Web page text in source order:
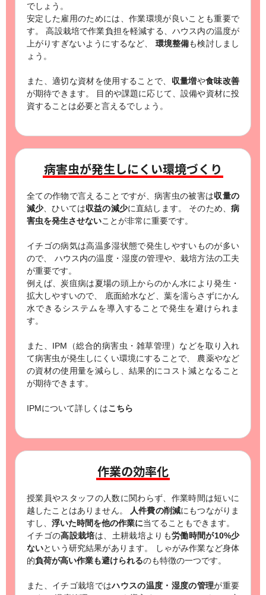
でしょう。
安定した雇用のためには、作業環境が良いことも重要で
す。
高設栽培で作業負担を軽減する、ハウス内の温度が
上がりすぎないようにするなど、
環境整備も検討しまし
ょう。
また、適切な資材を使用することで、 収量増や食味改善
が期待できます。
目的や課題に応じて、設備や資材に投
資することは必要と言えるでしょう。
病害虫が発生しにくい環境づくり
全ての作物で言えることですが、病害虫の被害は収量の
減少、ひいては収益の減少に直結します。 そのため、病
害虫を発生させないことが非常に重要です。
イチゴの病気は高温多湿状態で発生しやすいものが多い
ので、
ハウス内の温度・湿度の管理や、栽培方法の工夫
が重要です。
例えば、炭疽病は夏場の頭上からのかん水により発生・
拡大しやすいので、
底面給水など、葉を濡らさずにかん
水できるシステムを導入することで発生を避けられま
す。
また、IPM（総合的病害虫・雑草管理）などを取り入れ
て病害虫が発生しにくい環境にすることで、
農薬やなど
の資材の使用量を減らし、結果的にコスト減となること
が期待できます。
IPMについて詳しくはこちら
作業の効率化
授業員やスタッフの人数に関わらず、作業時間は短いに
越したことはありません。
人件費の削減にもつながりま
すし、 浮いた時間を他の作業に当てることもできます。
イチゴの高設栽培は、土耕栽培よりも労働時間が10%少
ないという研究結果があります。
しゃがみ作業など身体
的負荷が高い作業も避けられるのも特徴の一つです。
また、イチゴ栽培ではハウスの温度・湿度の管理が重要